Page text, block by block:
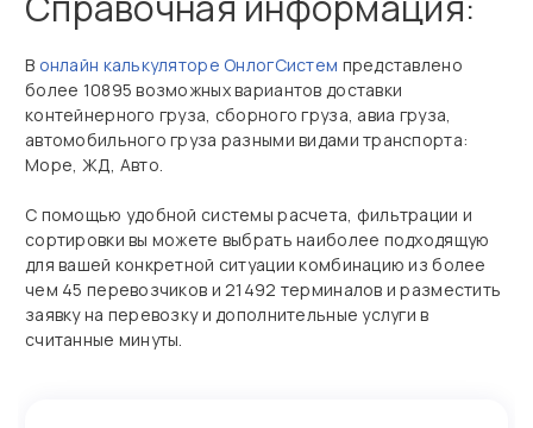
В онлайн калькуляторе ОнлогСистем представлено
более 10895 возможных вариантов доставки
контейнерного груза, сборного груза, авиа груза,
автомобильного груза разными видами транспорта:
Море, ЖД, Авто.
С помощью удобной системы расчета, фильтрации и
сортировки вы можете выбрать наиболее подходящую
для вашей конкретной ситуации комбинацию из более
чем 45 перевозчиков и 21492 терминалов и разместить
заявку на перевозку и дополнительные услуги в
считанные минуты.